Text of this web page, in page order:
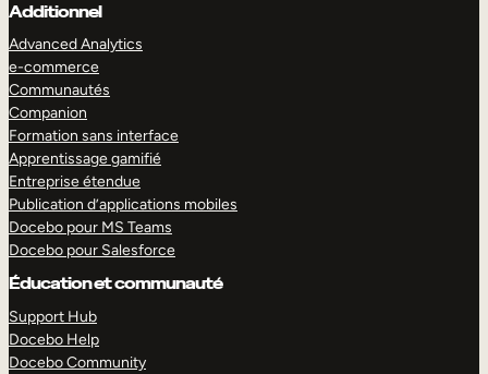
Additionnel
Advanced Analytics
e-commerce
Communautés
Companion
Formation sans interface
Apprentissage gamifié
Entreprise étendue
Publication d’applications mobiles
Docebo pour MS Teams
Docebo pour Salesforce
Éducation et communauté
Support Hub
Docebo Help
Docebo Community